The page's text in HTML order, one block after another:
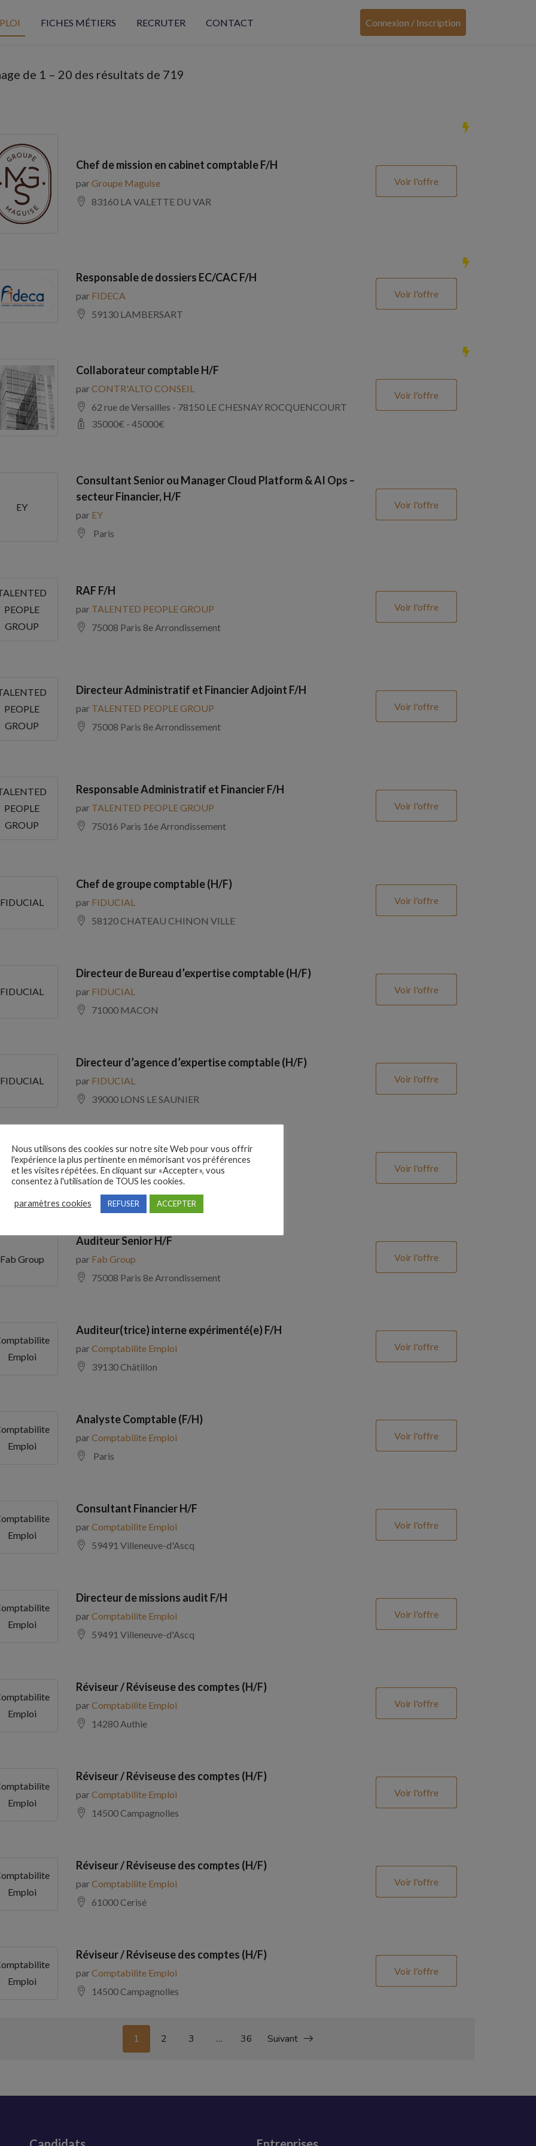
FICHES MÉTIERS RECRUTER CONTACT Connexion / Inscription
de 1 – 20 des résultats de 719
Chef de mission en cabinet comptable F/H
parGroupe Maguise
83160 LA VALETTE DU VAR
Voir l'offre
Responsable de dossiers EC/CAC F/H
par FIDECA
59130 LAMBERSART
Voir l'offre
Collaborateur comptable H/F
parCONTR'ALTO CONSEIL
62 rue de Versailles - 78150 LE CHESNAY ROCQUENCOURT
35000€ - 45000€
Voir l'offre
EY
Consultant Senior ou Manager Cloud Platform & AI Ops –
secteur Financier, H/F
par EY
Paris
Voir l'offre
PEOPLE
GROUP
RAF F/H
par TALENTED PEOPLE GROUP
75008 Paris 8e Arrondissement
Voir l'offre
PEOPLE
GROUP
Directeur Administratif et Financier Adjoint F/H
par TALENTED PEOPLE GROUP
75008 Paris 8e Arrondissement
Voir l'offre
PEOPLE
GROUP
Responsable Administratif et Financier F/H
par TALENTED PEOPLE GROUP
75016 Paris 16e Arrondissement
Voir l'offre
FIDUCIAL
Chef de groupe comptable (H/F)
par FIDUCIAL
58120 CHATEAU CHINON VILLE
Voir l'offre
FIDUCIAL
Directeur de Bureau d’expertise comptable (H/F)
par FIDUCIAL
71000 MACON
Voir l'offre
FIDUCIAL
Directeur d’agence d’expertise comptable (H/F)
par FIDUCIAL
39000 LONS LE SAUNIER
Voir l'offre
ADECCO
Comptable Fournisseurs H/F
parADECCO
69100 Villeurbanne
Voir l'offre
Fab Group
Auditeur Senior H/F
par Fab Group
75008 Paris 8e Arrondissement
Voir l'offre
Emploi
Auditeur(trice) interne expérimenté(e) F/H
parComptabilite Emploi
39130 Châtillon
Voir l'offre
Emploi
Analyste Comptable (F/H)
parComptabilite Emploi
Paris
Voir l'offre
Emploi
Consultant Financier H/F
parComptabilite Emploi
59491 Villeneuve-d'Ascq
Voir l'offre
Emploi
Directeur de missions audit F/H
parComptabilite Emploi
59491 Villeneuve-d'Ascq
Voir l'offre
Emploi
Réviseur / Réviseuse des comptes (H/F)
parComptabilite Emploi
14280 Authie
Voir l'offre
Emploi
Réviseur / Réviseuse des comptes (H/F)
parComptabilite Emploi
14500 Campagnolles
Voir l'offre
Emploi
Réviseur / Réviseuse des comptes (H/F)
parComptabilite Emploi
61000 Cerisé
Voir l'offre
Emploi
Réviseur / Réviseuse des comptes (H/F)
parComptabilite Emploi
14500 Campagnolles
Voir l'offre
1 2 3 … 36 Suivant
Nous utilisons des cookies sur notre site Web pour vous offrir
l'expérience la plus pertinente en mémorisant vos préférences
et les visites répétées. En cliquant sur «Accepter», vous
consentez à l'utilisation de TOUS les cookies.
paramètres cookies REFUSER ACCEPTER